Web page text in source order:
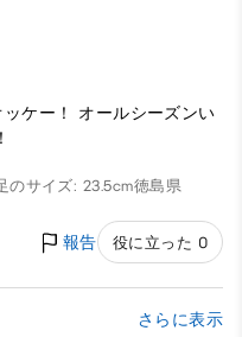
ケー！ オールシーズンい
のサイズ: 23.5cm徳島県
報告 役に立った 0
さらに表示